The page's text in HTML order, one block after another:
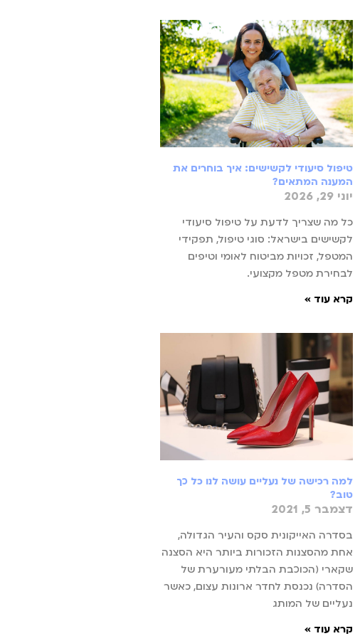
טיפול סיעודי לקשישים: איך בוחרים את
המענה המתאים?
יוני 29, 2026
כל מה שצריך לדעת על טיפול סיעודי
לקשישים בישראל: סוגי טיפול, תפקידי
המטפל, זכויות מביטוח לאומי וטיפים
לבחירת מטפל מקצועי.
קרא עוד »
למה רכישה של נעליים עושה לנו כל כך
טוב?
דצמבר 5, 2021
בסדרה האייקונית סקס והעיר הגדולה,
אחת מהסצנות הזכורות ביותר היא הסצנה
שקארי (הכוכבת הבלתי מעורערת של
הסדרה) נכנסת לחדר ארונות עצום, כאשר
נעליים של המותג
קרא עוד »